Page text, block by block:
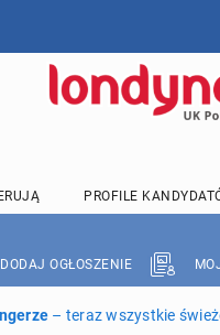
PROFILE
DODAJ OGŁOSZENIE
– teraz wszystkie